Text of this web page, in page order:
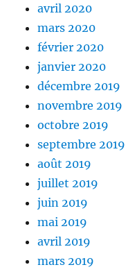
avril 2020
mars 2020
février 2020
janvier 2020
décembre 2019
novembre 2019
octobre 2019
septembre 2019
août 2019
juillet 2019
juin 2019
mai 2019
avril 2019
mars 2019